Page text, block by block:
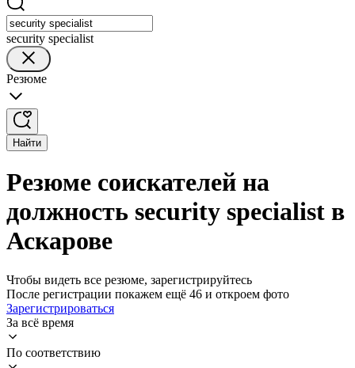
security specialist
Резюме
Найти
Резюме соискателей на
должность security specialist в
Аскарове
Чтобы видеть все резюме, зарегистрируйтесь
После регистрации покажем ещё 46 и откроем фото
Зарегистрироваться
За всё время
По соответствию